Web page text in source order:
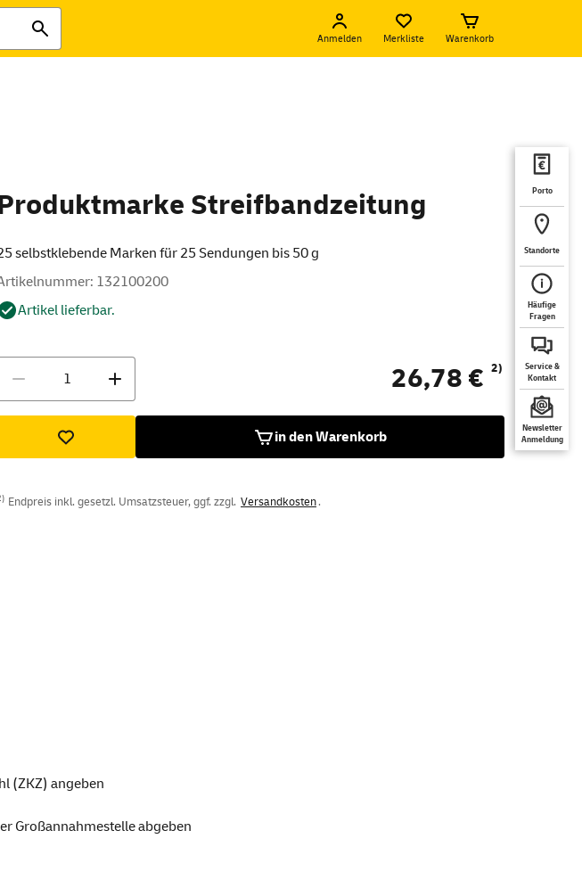
Anmelden Merkliste Warenkorb
Porto
Standorte
Häufige
Fragen
Service &
Kontakt
Newsletter
Anmeldung
Streifbandzeitung
selbstklebende Marken für 25 Sendungen bis 50 g
132100200
Artikel lieferbar.
26,78 € 2)
in den Warenkorb
Endpreis inkl. gesetzl. Umsatzsteuer, ggf. zzgl. Versandkosten.
(ZKZ) angeben
Großannahmestelle abgeben